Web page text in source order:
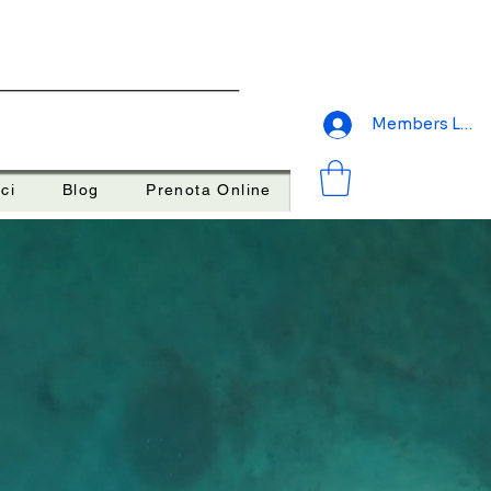
Blog Prenota Online
Members